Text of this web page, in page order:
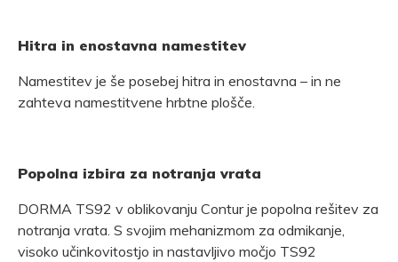
Hitra in enostavna namestitev
Namestitev je še posebej hitra in enostavna – in ne
zahteva namestitvene hrbtne plošče.
Popolna izbira za notranja vrata
DORMA TS92 v oblikovanju Contur je popolna rešitev za
notranja vrata. S svojim mehanizmom za odmikanje,
visoko učinkovitostjo in nastavljivo močjo TS92